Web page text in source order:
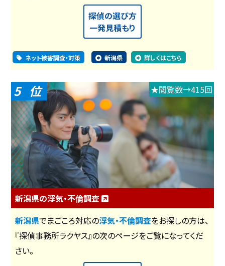
探偵の選び方
一発見積もり
ネット被害調査・対策 新潟県 詳しくはこちら
5 ★閲覧数→415回
新潟県の浮気・不倫調査
新潟県でまごころ対応の浮気・不倫調査をお探しの方は、
『探偵事務所ラクヤス』の次のページをご覧になってくだ
さい。